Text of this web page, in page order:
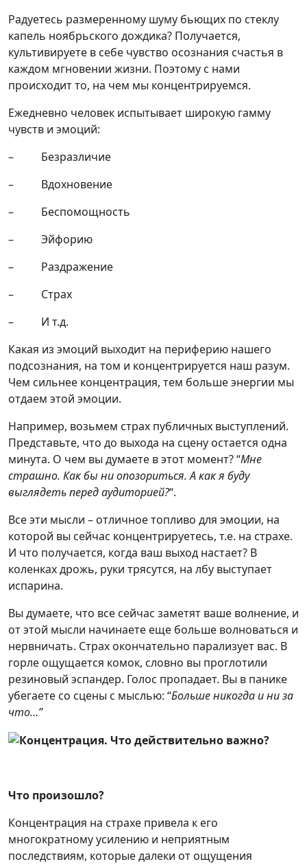
Радуетесь размеренному шуму бьющих по стеклу
капель ноябрьского дождика? Получается,
культивируете в себе чувство осознания счастья в
каждом мгновении жизни. Поэтому с нами
происходит то, на чем мы концентрируемся.
Ежедневно человек испытывает широкую гамму
чувств и эмоций:
– Безразличие
– Вдохновение
– Беспомощность
– Эйфорию
– Раздражение
– Страх
– И т.д.
Какая из эмоций выходит на периферию нашего
подсознания, на том и концентрируется наш разум.
Чем сильнее концентрация, тем больше энергии мы
отдаем этой эмоции.
Например, возьмем страх публичных выступлений.
Представьте, что до выхода на сцену остается одна
минута. О чем вы думаете в этот момент? “Мне
страшно. Как бы ни опозориться. А как я буду
выглядеть перед аудиторией?“.
Все эти мысли – отличное топливо для эмоции, на
которой вы сейчас концентрируетесь, т.е. на страхе.
И что получается, когда ваш выход настает? В
коленках дрожь, руки трясутся, на лбу выступает
испарина.
Вы думаете, что все сейчас заметят ваше волнение, и
от этой мысли начинаете еще больше волноваться и
нервничать. Страх окончательно парализует вас. В
горле ощущается комок, словно вы проглотили
резиновый эспандер. Голос пропадает. Вы в панике
убегаете со сцены с мыслью: “Больше никогда и ни за
что…”
Что произошло?
Концентрация на страхе привела к его
многократному усилению и неприятным
последствиям, которые далеки от ощущения